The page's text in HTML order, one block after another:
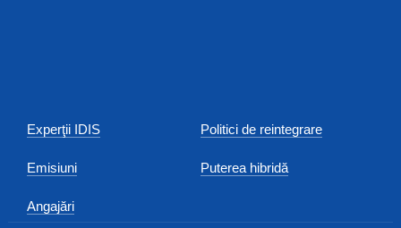
Experţii IDIS
Emisiuni
Angajări
Politici de reintegrare
Puterea hibridă